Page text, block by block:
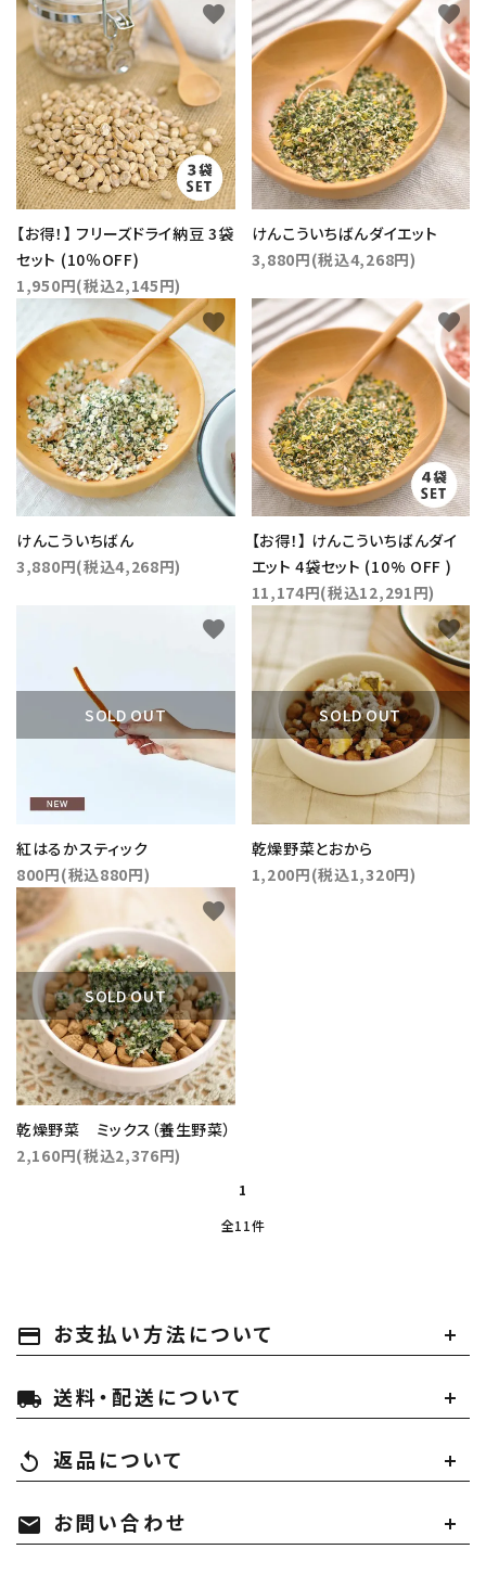
【お得！】 フリーズドライ納豆 3袋
セット (10％OFF)
1,950円(税込2,145円)
favorite
けんこういちばんダイエット
3,880円(税込4,268円)
favorite
けんこういちばん
3,880円(税込4,268円)
favorite
【お得！】 けんこういちばんダイ
エット 4袋セット (10% OFF )
11,174円(税込12,291円)
favorite
SOLD OUT
紅はるかスティック
800円(税込880円)
favorite
SOLD OUT
乾燥野菜とおから
1,200円(税込1,320円)
favorite
SOLD OUT
乾燥野菜 ミックス（養生野菜）
2,160円(税込2,376円)
favorite
1
全11件
キーワード
カテゴリー
検索する
close
payment お支払い方法について
local_shipping 送料・配送について
replay 返品について
mail お問い合わせ